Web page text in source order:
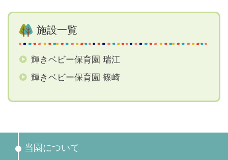
施設一覧
輝きベビー保育園 瑞江
輝きベビー保育園 篠崎
当園について